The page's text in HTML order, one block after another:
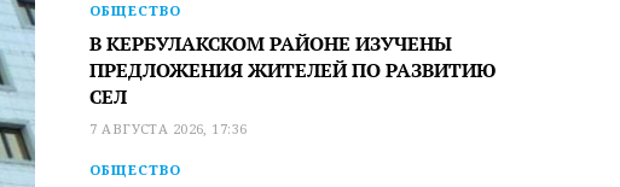
ОБЩЕСТВО
В КЕРБУЛАКСКОМ РАЙОНЕ ИЗУЧЕНЫ
ПРЕДЛОЖЕНИЯ ЖИТЕЛЕЙ ПО РАЗВИТИЮ
СЕЛ
7 АВГУСТА 2026, 17:36
ОБЩЕСТВО